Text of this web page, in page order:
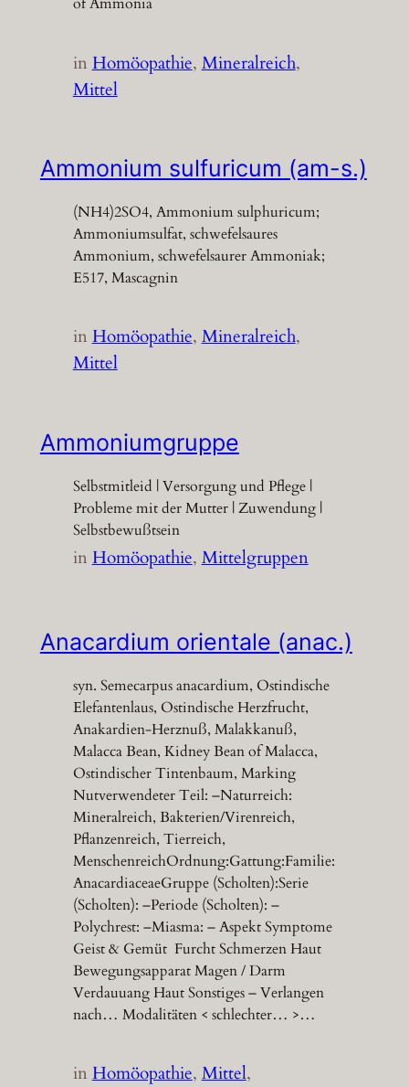
inHomöopathie, Mineralreich
Mittel
Ammonium sulfuricum (am-s.)
(NH4)2SO4, Ammonium sulphuricum;
Ammoniumsulfat, schwefelsaures
Ammonium, schwefelsaurer Ammoniak;
E517, Mascagnin
inHomöopathie, Mineralreich
Mittel
Ammoniumgruppe
Selbstmitleid | Versorgung und Pflege |
Probleme mit der Mutter | Zuwendung |
Selbstbewußtsein
inHomöopathie, Mittelgruppen
Anacardium orientale (anac.)
syn. Semecarpus anacardium, Ostindische
Elefantenlaus, Ostindische Herzfrucht,
Anakardien-Herznuß, Malakkanuß,
Malacca Bean, Kidney Bean of Malacca,
Ostindischer Tintenbaum, Marking
Nutverwendeter Teil: –Naturreich:
Mineralreich, Bakterien/Virenreich,
Pflanzenreich, Tierreich,
MenschenreichOrdnung:Gattung:Familie:
AnacardiaceaeGruppe (Scholten):Serie
(Scholten): –Periode (Scholten): –
Polychrest: –Miasma: – Aspekt Symptome
Geist & Gemüt Furcht Schmerzen Haut
Bewegungsapparat Magen / Darm
Verdauuang Haut Sonstiges – Verlangen
nach… Modalitäten < schlechter… >…
inHomöopathie, Mittel